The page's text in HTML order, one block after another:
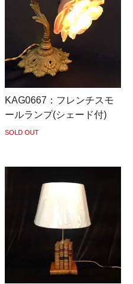
KAG0667：フレンチスモ
ールランプ(シェード付)
SOLD OUT